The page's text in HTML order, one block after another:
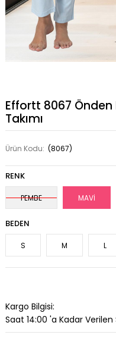
Effortt 8067
Takımı
Ürün Kodu: (8067)
RENK
PEMBE MAVİ
BEDEN
S M L
Kargo Bilgisi:
Saat 14:00 'a Kadar Verilen